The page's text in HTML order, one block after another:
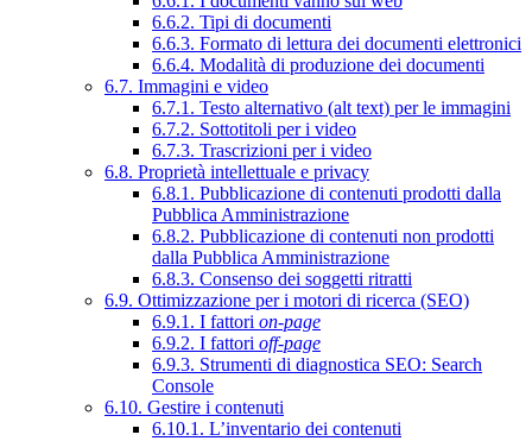
6.6.2. Tipi di documenti
6.6.3. Formato di lettura dei documenti elettronici
6.6.4. Modalità di produzione dei documenti
6.7. Immagini e video
6.7.1. Testo alternativo (alt text) per le immagini
6.7.2. Sottotitoli per i video
6.7.3. Trascrizioni per i video
6.8. Proprietà intellettuale e privacy
6.8.1. Pubblicazione di contenuti prodotti dalla
Pubblica Amministrazione
6.8.2. Pubblicazione di contenuti non prodotti
dalla Pubblica Amministrazione
6.8.3. Consenso dei soggetti ritratti
6.9. Ottimizzazione per i motori di ricerca (SEO)
6.9.1. I fattori on-page
6.9.2. I fattori off-page
6.9.3. Strumenti di diagnostica SEO: Search
Console
6.10. Gestire i contenuti
6.10.1. L’inventario dei contenuti